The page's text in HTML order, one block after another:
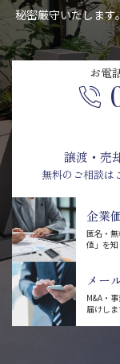
秘密厳守いたしま
お電
譲渡・売
無料のご相談は
企業
匿名・無
値」を知
メー
M&A・
届けしま